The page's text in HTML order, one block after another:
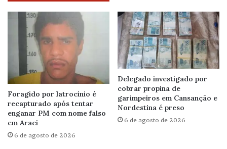
Foragido por latrocínio é
recapturado após tentar
enganar PM com nome falso
em Araci
6 de agosto de 2026
Delegado investigado por
cobrar propina de
garimpeiros em Cansanção e
Nordestina é preso
6 de agosto de 2026